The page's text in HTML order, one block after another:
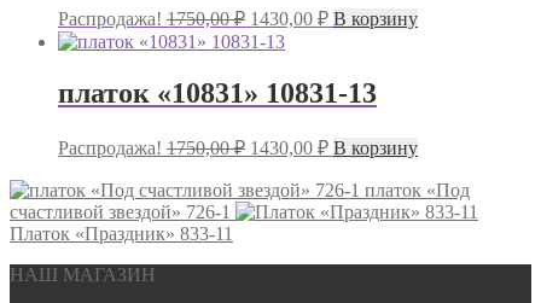
Распродажа! 1750,00₽ Первоначальная
цена
составляла
1750,00 ₽.
1430,00 ₽Текущая
цена:
В корзину
платок «10831» 10831-13
Распродажа! 1750,00₽ Первоначальная
составляла
1750,00 ₽.
1430,00 ₽Текущая
цена:
1430,00 ₽.
В корзину
платок «Под
счастливой звездой» 726-1
Платок «Праздник» 833-11
НАШ МАГАЗИН